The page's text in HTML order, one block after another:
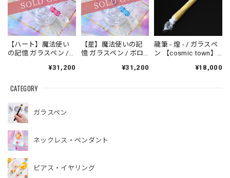
CATEGORY
ガラスペン
ネックレス・ペンダント
ピアス・イヤリング
【ハート】魔法使い
の記憶 ガラスペン /
【cosmic town】¥31,200
【星】魔法使いの記
憶 ガラスペン / ボロ
town】250622-4¥31,200
龍筆 - 煌 - / ガラスペ
ン 【cosmic town】
¥18,000